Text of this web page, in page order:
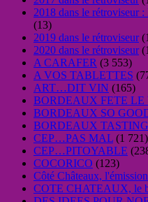
2018 dans le rétroviseur
(13)
2019 dans le rétroviseur
2020 dans le rétroviseur
A CARAFER (3 553)
A VOS TABLETTES
ART…DIT VIN (165)
BORDEAUX FETE LE
BORDEAUX SO
BORDEAUX TASTING
CEP…PAS MAL (1 721)
CEP…PITOYABLE
COCORICO (123)
Côté Châteaux,
COTE CHATEAUX, le